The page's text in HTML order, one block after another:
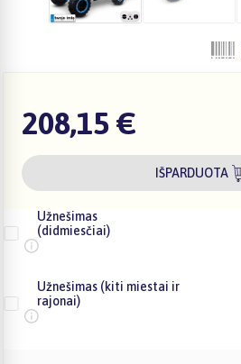
208,15 €
IŠPARDUOTA
Užnešimas
(didmiesčiai)
Užnešimas (kiti miestai ir
rajonai)